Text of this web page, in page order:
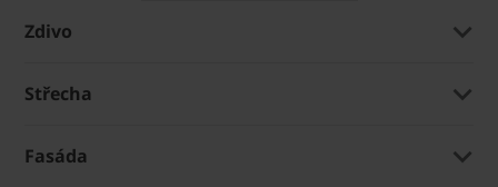
Zdivo
Střecha
Fasáda